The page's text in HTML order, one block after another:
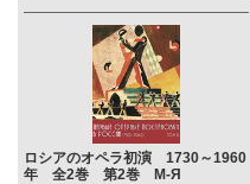
ロシアのオペラ初演 1730～1960
年 全2巻 第2巻 М-Я